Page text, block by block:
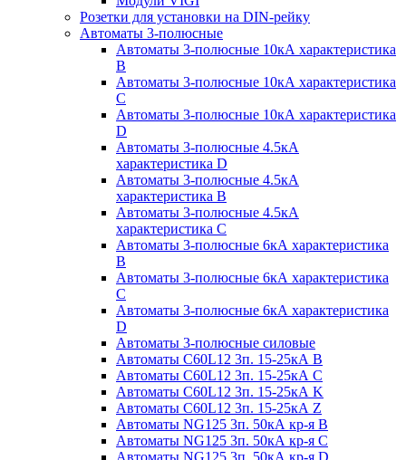
Розетки для установки на DIN-рейку
Автоматы 3-полюсные
Автоматы 3-полюсные 10кА характеристика
B
Автоматы 3-полюсные 10кА характеристика
C
Автоматы 3-полюсные 10кА характеристика
D
Автоматы 3-полюсные 4.5кА
характеристика D
Автоматы 3-полюсные 4.5кА
характеристика В
Автоматы 3-полюсные 4.5кА
характеристика С
Автоматы 3-полюсные 6кА характеристика
B
Автоматы 3-полюсные 6кА характеристика
C
Автоматы 3-полюсные 6кА характеристика
D
Автоматы 3-полюсные силовые
Автоматы C60L12 3п. 15-25кА B
Автоматы C60L12 3п. 15-25кА C
Автоматы C60L12 3п. 15-25кА K
Автоматы C60L12 3п. 15-25кА Z
Автоматы NG125 3п. 50кА кр-я B
Автоматы NG125 3п. 50кА кр-я C
Автоматы NG125 3п. 50кА кр-я D